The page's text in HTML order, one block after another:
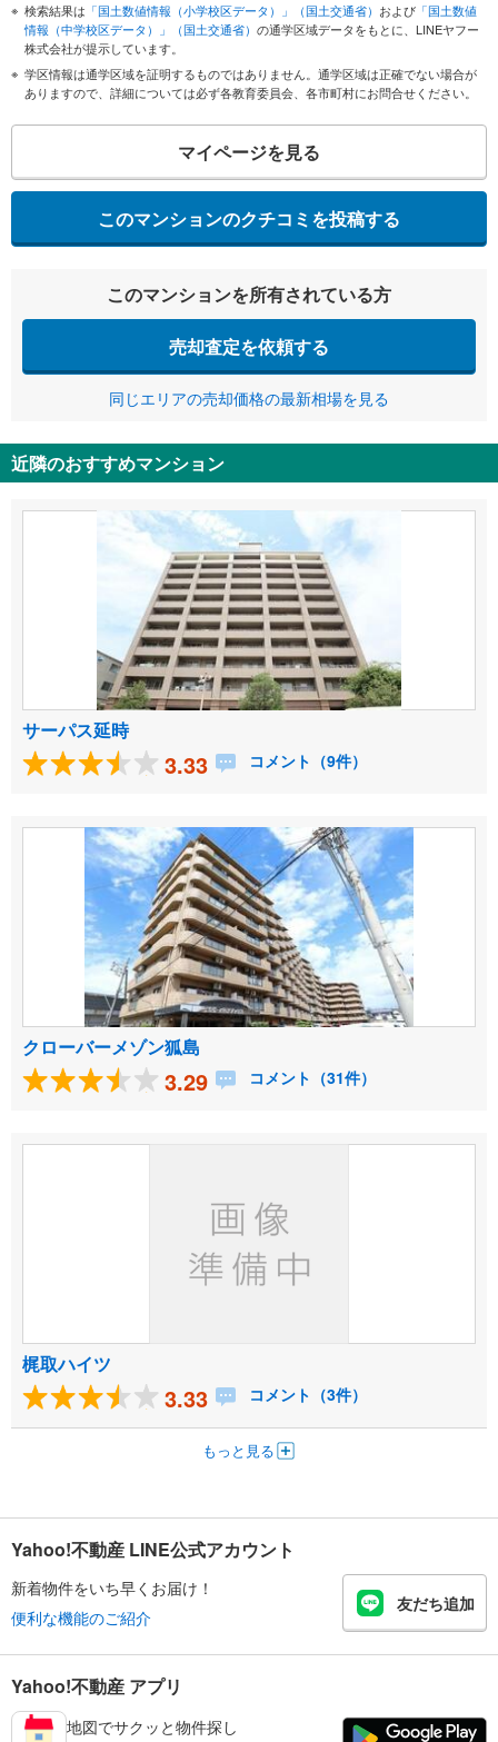
検索結果は 「国土数値情報（小学校区データ）」（国土交通省） および 「国土数値
情報（中学校区データ）」（国土交通省） の通学区域データをもとに、LINEヤフー
株式会社が提示しています。
学区情報は通学区域を証明するものではありません。通学区域は正確でない場合が
ありますので、詳細については必ず各教育委員会、各市町村にお問合せください。
マイページを見る
このマンションのクチコミを投稿する
このマンションを所有されている方
売却査定を依頼する
同じエリアの売却価格の最新相場を見る
近隣のおすすめマンション
サーパス延時
3.33 コメント（9件）
クローバーメゾン狐島
3.29 コメント（31件）
梶取ハイツ
3.33 コメント（3件）
もっと見る
Yahoo!不動産 LINE公式アカウント
新着物件をいち早くお届け！
便利な機能のご紹介
友だち追加
Yahoo!不動産 アプリ
地図でサクッと物件探し